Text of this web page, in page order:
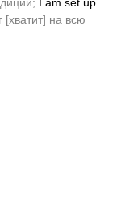
[хватит] на всю